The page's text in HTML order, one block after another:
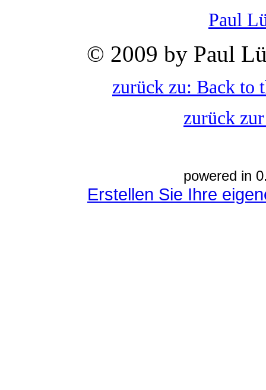
Paul
© 2009 by Paul
zurück zu: Back to
zurück
powered in
Erstellen Sie Ihre